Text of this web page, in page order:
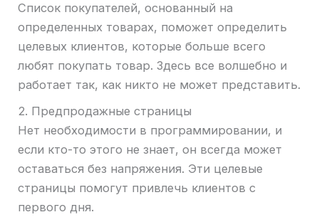
Список покупателей, основанный на
определенных товарах, поможет определить
целевых клиентов, которые больше всего
любят покупать товар. Здесь все волшебно и
работает так, как никто не может представить.
2. Предпродажные страницы
Нет необходимости в программировании, и
если кто-то этого не знает, он всегда может
оставаться без напряжения. Эти целевые
страницы помогут привлечь клиентов с
первого дня.